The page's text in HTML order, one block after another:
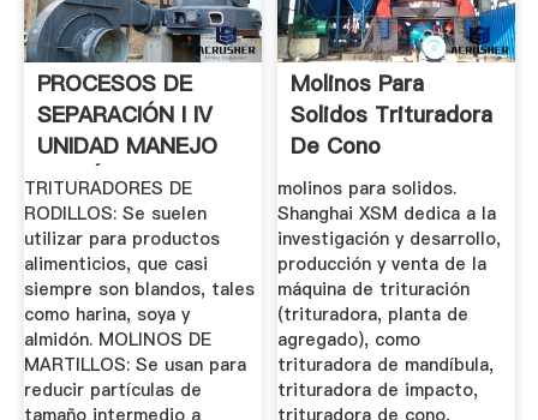
PROCESOS DE
SEPARACIÓN I IV
UNIDAD MANEJO
DE SÓLIDOS
TRITURADORES DE
RODILLOS: Se suelen
utilizar para productos
alimenticios, que casi
siempre son blandos, tales
como harina, soya y
almidón. MOLINOS DE
MARTILLOS: Se usan para
reducir partículas de
tamaño intermedio a
Molinos Para
Solidos Trituradora
De Cono
molinos para solidos.
Shanghai XSM dedica a la
investigación y desarrollo,
producción y venta de la
máquina de trituración
(trituradora, planta de
agregado), como
trituradora de mandíbula,
trituradora de impacto,
trituradora de cono,